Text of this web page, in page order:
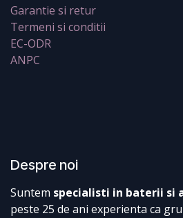
Garantie si retur
Termeni si conditii
EC-ODR
ANPC
Despre noi
Suntem specialisti in baterii si
peste 25 de ani experienta ca